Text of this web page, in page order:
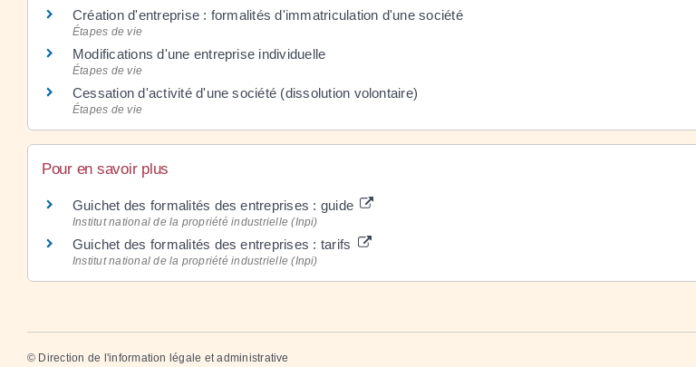
Création d'entreprise : formalités d'immatriculation d'une société
Étapes de vie
Modifications d'une entreprise individuelle
Étapes de vie
Cessation d'activité d'une société (dissolution volontaire)
Étapes de vie
Pour en savoir plus
Guichet des formalités des entreprises : guide
Institut national de la propriété industrielle (Inpi)
Guichet des formalités des entreprises : tarifs
Institut national de la propriété industrielle (Inpi)
© Direction de l'information légale et administrative